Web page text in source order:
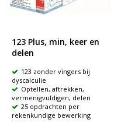
123 Plus, min, keer en
delen
123 zonder vingers bij
dyscalculie
Optellen, aftrekken,
vermenigvuldigen, delen
25 opdrachten per
rekenkundige bewerking